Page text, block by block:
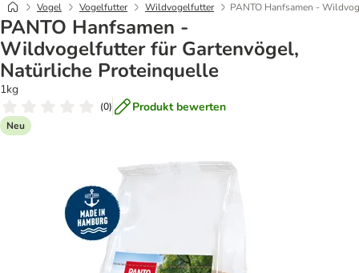
Vogel Vogelfutter Wildvogelfutter PANTO Hanfsamen -
PANTO Hanfsamen -
Wildvogelfutter für Gartenvögel,
Natürliche Proteinquelle
1kg
(0) Produkt bewerten
Neu